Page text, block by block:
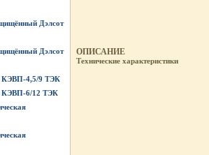
Дэлсот
Дэлсот
КЭВП-4,5/9 ТЭК
КЭВП-6/12 ТЭК
ОПИСАНИЕ
Технические характеристики